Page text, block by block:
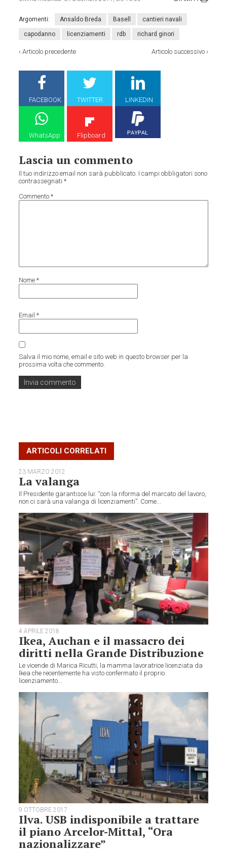
Argomenti: Ansaldo Breda Basell cantieri navali
capodanno licenziamenti rdb richard ginori
‹Articolo precedente Articolo successivo›
FACEBOOK TWITTER LINKEDIN
WhatsApp Flipboard
Lascia un commento
Il tuo indirizzo email non sarà pubblicato. I campi obbligatori sono
contrassegnati*
Commento*
Nome*
Email*
Salva il mio nome, email e sito web in questo browser per la
prossima volta che commento.
ARTICOLI CORRELATI
23 MARZO 2012
La valanga
Il Presidente garantisce lui: “con la riforma del marcato del lavoro,
non ci sarà una valanga di licenziamenti”. Come...
4 APRILE 2018
Ikea, Auchan e il massacro dei
diritti nella Grande Distribuzione
Le vicende di Marica Ricutti, la mamma lavoratrice licenziata da
Ikea che recentemente ha visto confermato il proprio
licenziamento...
9 OTTOBRE 2017
Ilva. USB indisponibile a trattare
il piano Arcelor-Mittal, “Ora
nazionalizzare”